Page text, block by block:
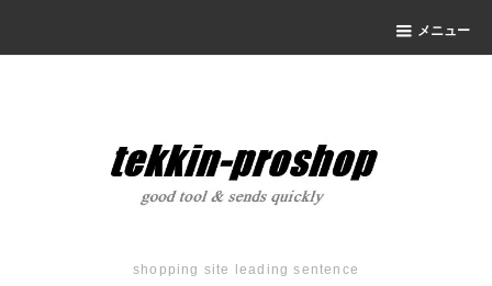
メニュー
shopping site leading sentence